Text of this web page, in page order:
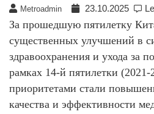
Metroadmin 23.10.2025
За прошедшую пятилетку
существенных улучшений в
здравоохранения и ухода за
рамках 14-й пятилетки
приоритетами стали
качества и эффективности